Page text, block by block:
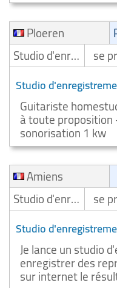
Ploeren
Studio d'enregistrement
se
Studio
Guitariste
à toute
sonorisation 1 kw
Amiens
Studio d'enregistrement
se
Studio
Je lance un studio
enregistrer des
sur internet le